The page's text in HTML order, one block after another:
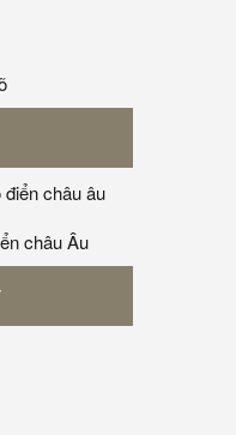
châu âu
châu Âu